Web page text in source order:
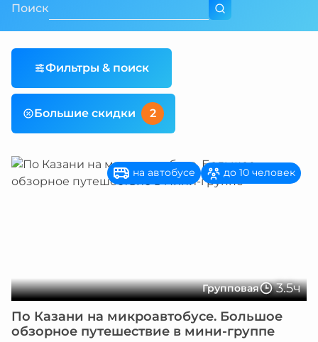
Поиск
Фильтры & поиск
Большие скидки 2
Групповая 3.5ч
на автобусе до 10 человек
По Казани на микроавтобусе. Большое
обзорное путешествие в мини-группе